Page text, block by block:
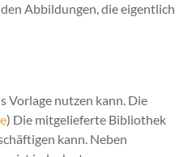
Abbildungen, die eigentlich
Vorlage nutzen kann. Die
) Die mitgelieferte Bibliothek
kann. Neben